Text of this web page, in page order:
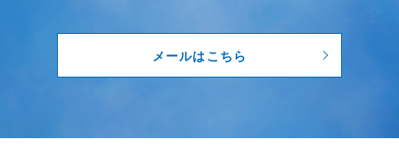
メールはこちら